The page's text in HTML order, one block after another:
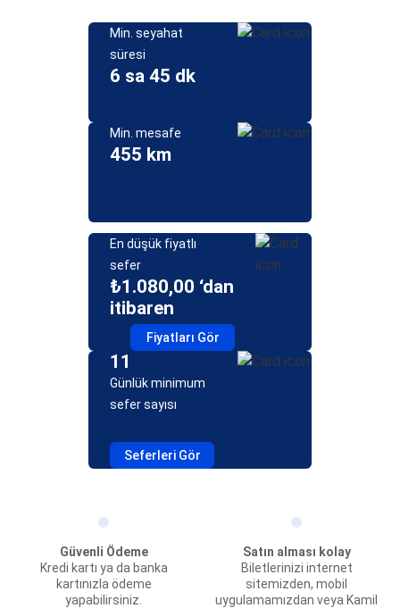
Min. seyahat
süresi
6 sa 45 dk
Min. mesafe
455 km
En düşük fiyatlı
sefer
₺1.080,00 ‘dan
itibaren
Fiyatları Gör
11
Günlük minimum
sefer sayısı
Seferleri Gör
Güvenli Ödeme
Kredi kartı ya da banka
kartınızla ödeme
yapabilirsiniz.
Satın alması kolay
Biletlerinizi internet
sitemizden, mobil
uygulamamızdan veya Kamil